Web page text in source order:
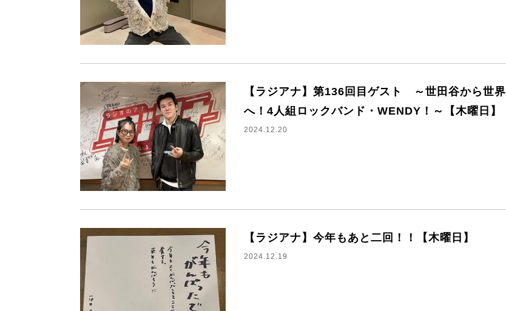
【ラジアナ】第136回目ゲスト ～世田谷から世界
へ！4人組ロックバンド・WENDY！～【木曜日】
2024.12.20
【ラジアナ】今年もあと二回！！【木曜日】
2024.12.19